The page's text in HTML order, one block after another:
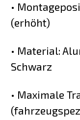
•
(erhöht)
• Material:
Schwarz
• Maximale